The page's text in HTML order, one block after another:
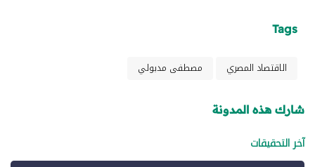
Tags
الاقتصاد المصري مصطفى مدبولي
شارك هذه المدونة
آخر التحقيقات